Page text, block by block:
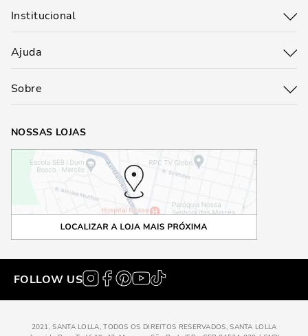
Institucional
Ajuda
Sobre
NOSSAS LOJAS
FOLLOW US
2021, SANTA LOLLA, TODOS OS DIREITOS RESERVADOS, SANTA LOLLA